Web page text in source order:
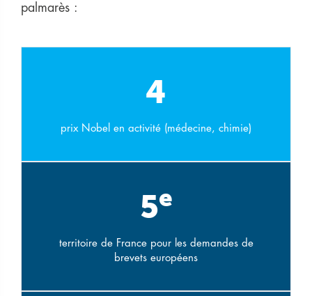
palmarès :
4
prix Nobel en activité (médecine, chimie)
5e
territoire de France pour les demandes de
brevets européens